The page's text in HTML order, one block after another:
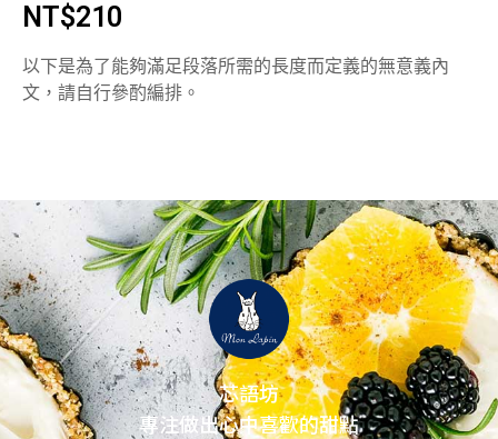
NT$210
以下是為了能夠滿足段落所需的長度而定義的無意義內
文，請自行參酌編排。
芯語坊
專注做出心中喜歡的甜點